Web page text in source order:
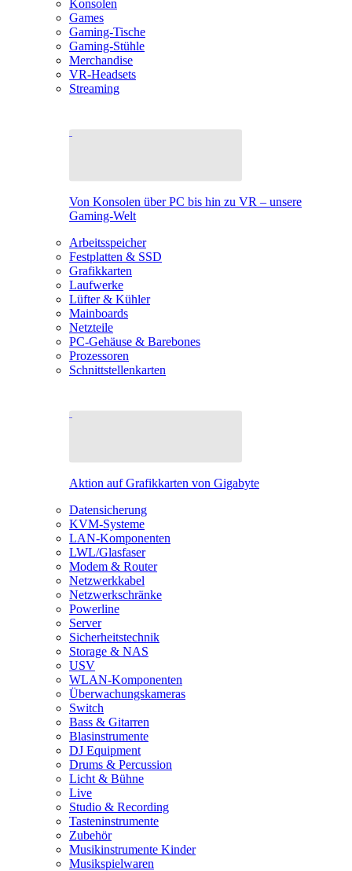
Konsolen
Games
Gaming-Tische
Gaming-Stühle
Merchandise
VR-Headsets
Streaming
Von Konsolen über PC bis hin zu VR – unsere
Gaming-Welt
Arbeitsspeicher
Festplatten & SSD
Grafikkarten
Laufwerke
Lüfter & Kühler
Mainboards
Netzteile
PC-Gehäuse & Barebones
Prozessoren
Schnittstellenkarten
Aktion auf Grafikkarten von Gigabyte
Datensicherung
KVM-Systeme
LAN-Komponenten
LWL/Glasfaser
Modem & Router
Netzwerkkabel
Netzwerkschränke
Powerline
Server
Sicherheitstechnik
Storage & NAS
USV
WLAN-Komponenten
Überwachungskameras
Switch
Bass & Gitarren
Blasinstrumente
DJ Equipment
Drums & Percussion
Licht & Bühne
Live
Studio & Recording
Tasteninstrumente
Zubehör
Musikinstrumente Kinder
Musikspielwaren